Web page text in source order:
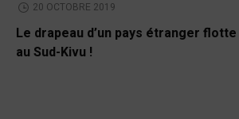
20 OCTOBRE 2019
Le drapeau d’un pays étranger flotte
au Sud-Kivu !